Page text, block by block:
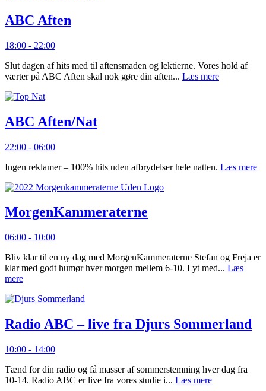
ABC Aften
18:00 - 22:00
Slut dagen af hits med til aftensmaden og lektierne. Vores hold af
værter på ABC Aften skal nok gøre din aften... Læs mere
ABC Aften/Nat
22:00 - 06:00
Ingen reklamer – 100% hits uden afbrydelser hele natten. Læs mere
MorgenKammeraterne
06:00 - 10:00
Bliv klar til en ny dag med MorgenKammeraterne Stefan og Freja er
klar med godt humør hver morgen mellem 6-10. Lyt med... Læs
mere
Radio ABC – live fra Djurs Sommerland
10:00 - 14:00
Tænd for din radio og få masser af sommerstemning hver dag fra
10-14. Radio ABC er live fra vores studie i... Læs mere